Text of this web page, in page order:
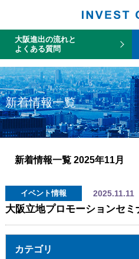
大阪進出の流れと
よくある質問
新着情報一覧
新着情報一覧2025年11月
イベント情報 2025.11.11
カテゴリ